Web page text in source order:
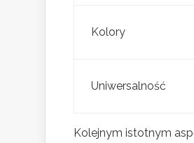
Kolory
Uniwersalność
Kolejnym istotnym